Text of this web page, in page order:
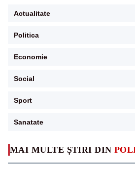
MAI MULTE ȘTIRI DIN
Actualitate
Politica
Economie
Social
Sport
Sanatate